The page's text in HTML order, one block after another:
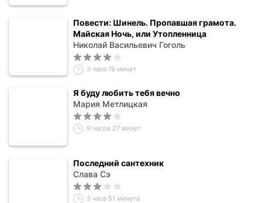
Повести: Шинель. Пропавшая грамота.
Майская Ночь, или Утопленница
Николай Васильевич Гоголь
3 часа 19 минут
Я буду любить тебя вечно
Мария Метлицкая
9 часов 27 минут
Последний сантехник
Слава Сэ
3 часа 51 минута